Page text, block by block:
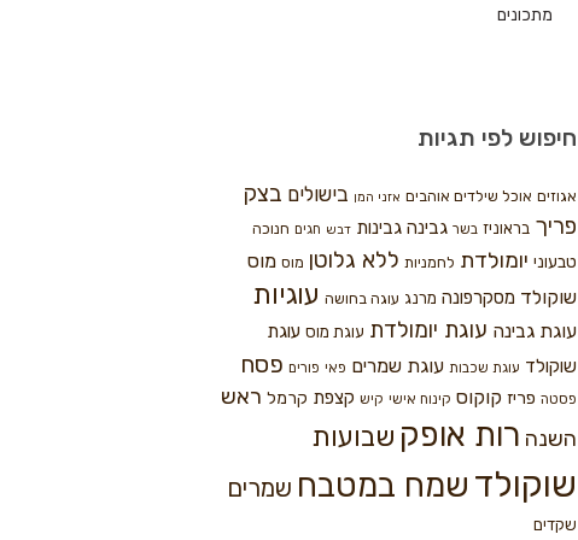
מתכונים
חיפוש לפי תגיות
אגוזים אוכל שילדים אוהבים אזני המן בישולים בצק
פריך בראוניז בשר גבינה גבינות דבש חגים חנוכה
טבעוני יומולדת לחמניות ללא גלוטן מוס מוס
שוקולד מסקרפונה מרנג עוגה בחושה עוגיות
עוגת גבינה עוגת יומולדת עוגת מוס עוגת
שוקולד עוגת שכבות עוגת שמרים פאי פורים פסח
פסטה פריז קוקוס קינוח אישי קיש קצפת קרמל ראש
השנה רות אופק שבועות
שוקולד שמח במטבח שמרים
שקדים